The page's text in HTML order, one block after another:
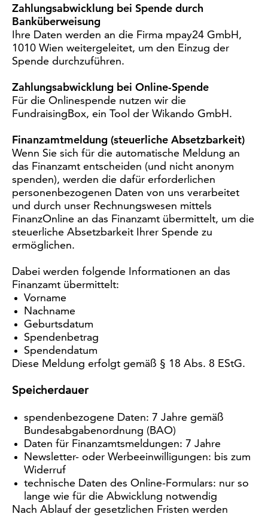
Zahlungsabwicklung bei Spende durch
Banküberweisung
Ihre Daten werden an die Firma mpay24 GmbH,
1010 Wien weitergeleitet, um den Einzug der
Spende durchzuführen.
Zahlungsabwicklung bei Online-Spende
Für die Onlinespende nutzen wir die
FundraisingBox, ein Tool der Wikando GmbH.
Finanzamtmeldung (steuerliche Absetzbarkeit)
Wenn Sie sich für die automatische Meldung an
das Finanzamt entscheiden (und nicht anonym
spenden), werden die dafür erforderlichen
personenbezogenen Daten von uns verarbeitet
und durch unser Rechnungswesen mittels
FinanzOnline an das Finanzamt übermittelt, um die
steuerliche Absetzbarkeit Ihrer Spende zu
ermöglichen.
Dabei werden folgende Informationen an das
Finanzamt übermittelt:
Vorname
Nachname
Geburtsdatum
Spendenbetrag
Spendendatum
Diese Meldung erfolgt gemäß § 18 Abs. 8 EStG.
Speicherdauer
spendenbezogene Daten: 7 Jahre gemäß
Bundesabgabenordnung (BAO)
Daten für Finanzamtsmeldungen: 7 Jahre
Newsletter- oder Werbeeinwilligungen: bis zum
Widerruf
technische Daten des Online-Formulars: nur so
lange wie für die Abwicklung notwendig
Nach Ablauf der gesetzlichen Fristen werden